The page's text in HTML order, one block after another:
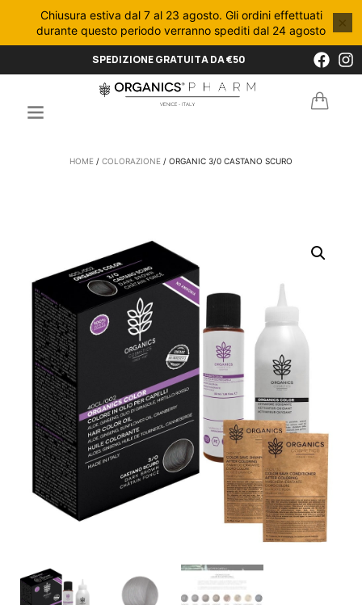
Chiusura estiva dal 7 al 23 agosto. Gli ordini effettuati
durante questo periodo verranno spediti dal 24 agosto
×
SPEDIZIONE GRATUITA DA €50
HOME / COLORAZIONE / ORGANIC 3/0 CASTANO SCURO